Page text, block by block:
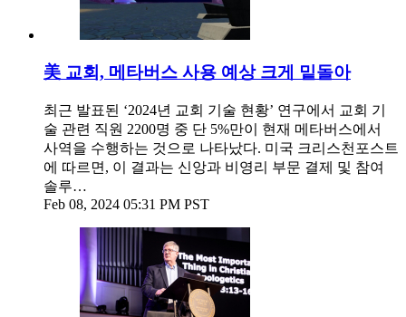
美 교회, 메타버스 사용 예상 크게 밑돌아
최근 발표된 ‘2024년 교회 기술 현황’ 연구에서 교회 기
술 관련 직원 2200명 중 단 5%만이 현재 메타버스에서
사역을 수행하는 것으로 나타났다. 미국 크리스천포스트
에 따르면, 이 결과는 신앙과 비영리 부문 결제 및 참여
솔루…
Feb 08, 2024 05:31 PM PST